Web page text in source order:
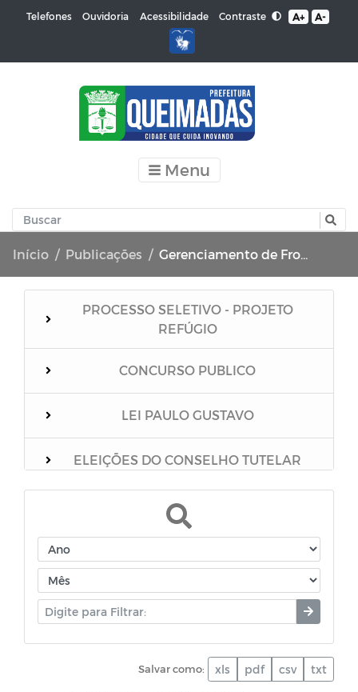
Telefones Ouvidoria Acessibilidade Contraste A+ A-
Menu
Início Publicações Gerenciamento de Frotas e Máquinas
PROCESSO SELETIVO - PROJETO
REFÚGIO
CONCURSO PUBLICO
LEI PAULO GUSTAVO
ELEIÇÕES DO CONSELHO TUTELAR
Relação dos vacinados
Boletim Epidemiológico
Salvar como: xls pdf csv txt